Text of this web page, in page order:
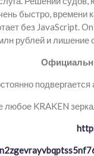
быстро, времени
без JavaScript.
рублей и лишение
любое KRAKEN